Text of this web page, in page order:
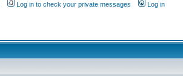
Log in to check your private messages Log in